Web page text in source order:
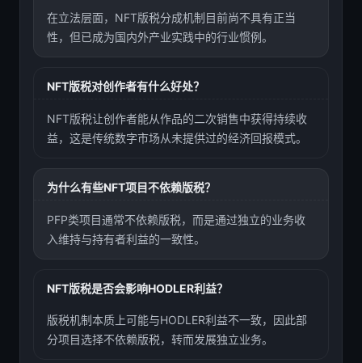
在立法层面，NFT版税分成机制目前尚不具有正当
性，但已成为国内外产业实践中的行业惯例。
NFT版税对创作者有什么好处？
NFT版税让创作者能从作品的二次销售中获得持续收
益，这是传统数字市场从未提供过的经济回报模式。
为什么有些NFT项目不依赖版税？
PFP类项目通常不依赖版税，而是通过独立的业务收
入维持与持有者利益的一致性。
NFT版税是否会影响HODLER利益？
版税机制本质上可能与HODLER利益不一致，因此部
分项目选择不依赖版税，转而发展独立业务。